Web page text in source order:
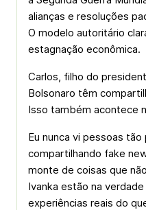
alianças e resoluções
O modelo autoritário
estagnação econômica.
Carlos, filho do
Bolsonaro têm
Isso também acontece
Eu nunca vi pessoas
compartilhando fake
monte de coisas que
Ivanka estão na
experiências reais do